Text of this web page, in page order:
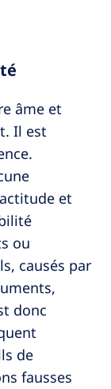
âme et
Il est
et
ou
causés par
donc
de
fausses